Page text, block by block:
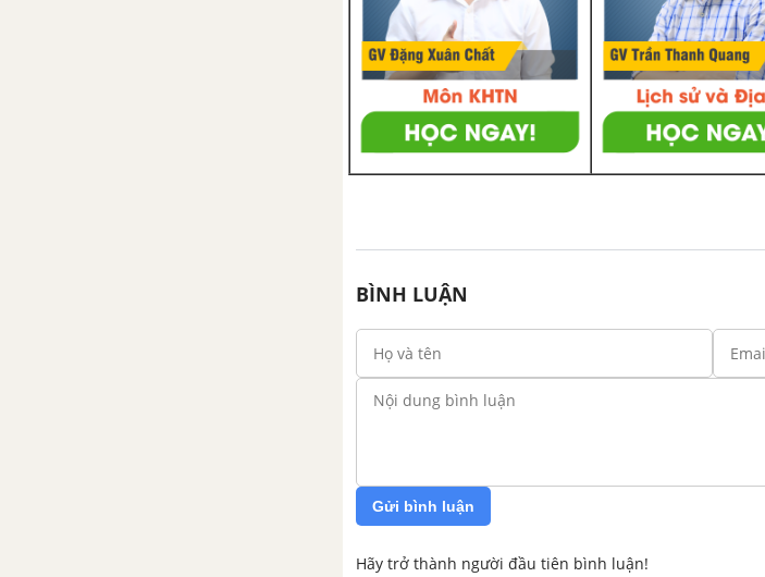
BÌNH LUẬN
Gửi bình luận
Hãy trở thành người đầu tiên bình luận!